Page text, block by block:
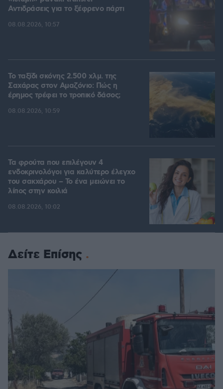
Αντιδράσεις για το ξέφρενο πάρτι
08.08.2026, 10:57
Το ταξίδι σκόνης 2.500 χλμ. της
Σαχάρας στον Αμαζόνιο: Πώς η
έρημος τρέφει το τροπικό δάσος;
08.08.2026, 10:59
Τα φρούτα που επιλέγουν 4
ενδοκρινολόγοι για καλύτερο έλεγχο
του σακχάρου – Το ένα μειώνει το
λίπος στην κοιλιά
08.08.2026, 10:02
Δείτε Επίσης